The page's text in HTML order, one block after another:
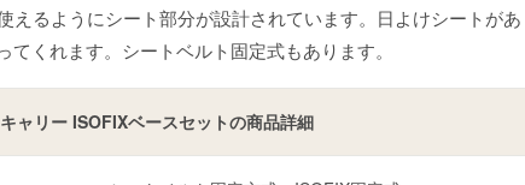
えるようにシート部分が設計されています。日よけシートがあ
くれます。シートベルト固定式もあります。
ャリー ISOFIXベースセットの商品詳細